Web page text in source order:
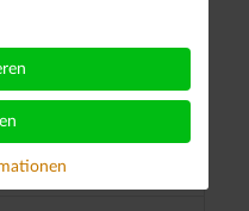
Deutschland und
Liste Sachsen-